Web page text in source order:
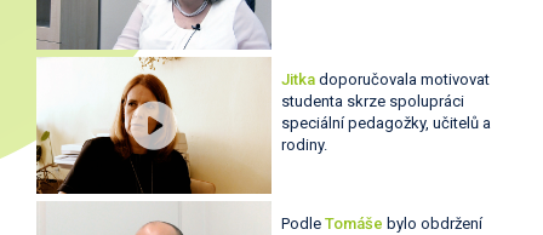
Jitka doporučovala motivovat
studenta skrze spolupráci
speciální pedagožky, učitelů a
rodiny.
Podle Tomáše bylo obdržení